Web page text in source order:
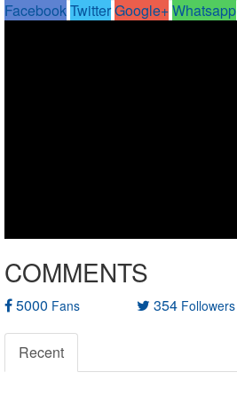
FacebookTwitterGoogle+Whatsapp
COMMENTS
5000 Fans 354 Followers
Recent